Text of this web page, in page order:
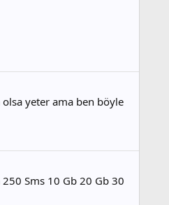
yeter ama ben böyle
Sms 10 Gb 20 Gb 30